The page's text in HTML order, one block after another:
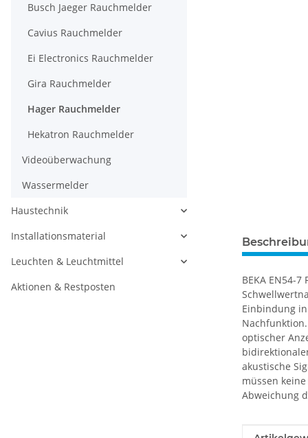
BEKA EN54-
Einbindung
optischer
akustische
müssen
Abweichung
Busch Jaeger Rauchmelder
Cavius Rauchmelder
Ei Electronics Rauchmelder
Gira Rauchmelder
Hager Rauchmelder
Hekatron Rauchmelder
Videoüberwachung
Wassermelder
Haustechnik
Installationsmaterial
Leuchten & Leuchtmittel
Aktionen & Restposten